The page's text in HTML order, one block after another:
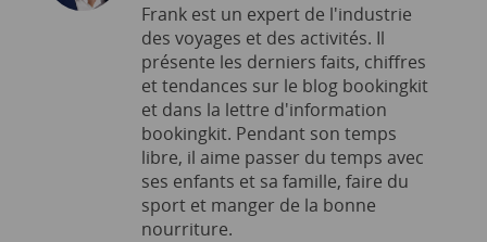
Frank est un expert de l'industrie
des voyages et des activités. Il
présente les derniers faits, chiffres
et tendances sur le blog bookingkit
et dans la lettre d'information
bookingkit. Pendant son temps
libre, il aime passer du temps avec
ses enfants et sa famille, faire du
sport et manger de la bonne
nourriture.